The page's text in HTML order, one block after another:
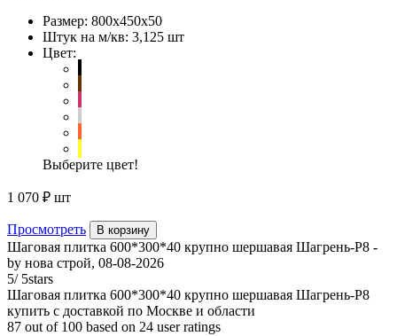
Размер: 800х450х50
Штук на м/кв: 3,125 шт
Цвет:
Выберите цвет!
1 070 ₽ шт
Просмотреть В корзину
Шаговая плитка 600*300*40 крупно шершавая Шагрень-Р8 -
by нова строй, 08-08-2026
5/ 5stars
Шаговая плитка 600*300*40 крупно шершавая Шагрень-Р8
купить с доставкой по Москве и области
87 out of 100 based on 24 user ratings